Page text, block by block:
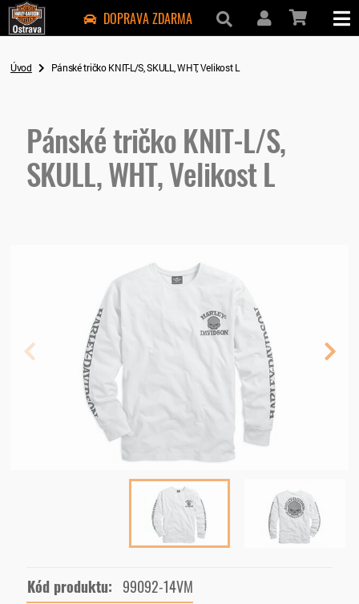
DOPRAVA ZDARMA
Úvod Pánské tričko KNIT-L/S, SKULL, WHT, Velikost L
Pánské tričko KNIT-L/S,
SKULL, WHT, Velikost L
Kód produktu: 99092-14VM